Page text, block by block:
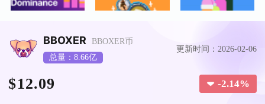
BBOXER
BBOXER币
总量：8.66亿
更新时间：2026-02-06
$12.09 -2.14%